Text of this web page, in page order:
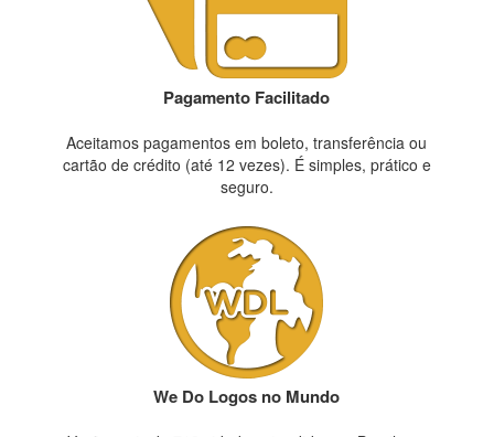
Pagamento Facilitado
Aceitamos pagamentos em boleto, transferência ou
cartão de crédito (até 12 vezes). É simples, prático e
seguro.
We Do Logos no Mundo